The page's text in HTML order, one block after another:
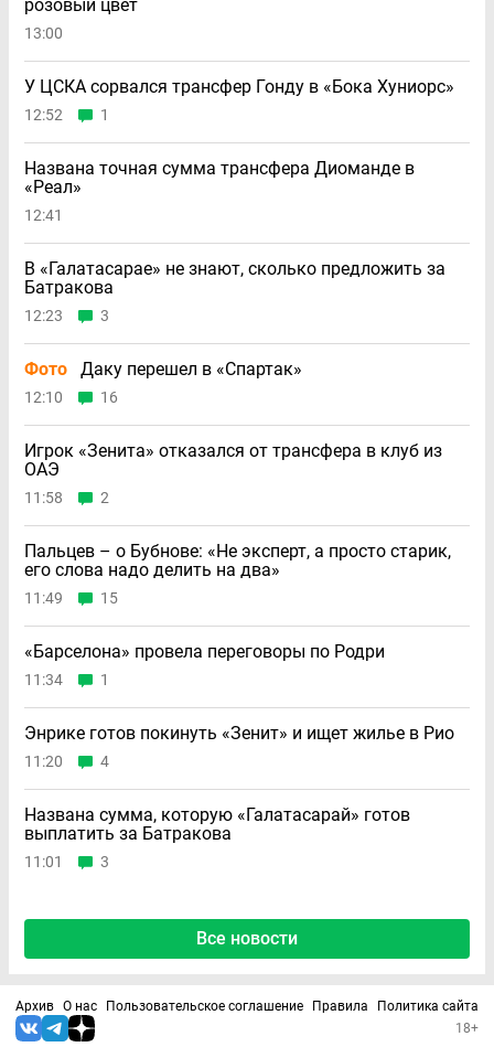
розовый цвет
13:00
У ЦСКА сорвался трансфер Гонду в «Бока Хуниорс»
12:52 1
Названа точная сумма трансфера Диоманде в
«Реал»
12:41
В «Галатасарае» не знают, сколько предложить за
Батракова
12:23 3
Фото Даку перешел в «Спартак»
12:10 16
Игрок «Зенита» отказался от трансфера в клуб из
ОАЭ
11:58 2
Пальцев – о Бубнове: «Не эксперт, а просто старик,
его слова надо делить на два»
11:49 15
«Барселона» провела переговоры по Родри
11:34 1
Энрике готов покинуть «Зенит» и ищет жилье в Рио
11:20 4
Названа сумма, которую «Галатасарай» готов
выплатить за Батракова
11:01 3
Все новости
Архив О нас Пользовательское соглашение Правила
Политика сайта
18+